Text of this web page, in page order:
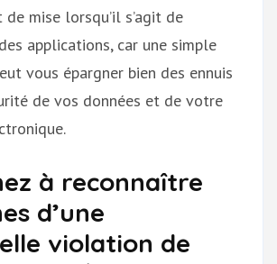
de mise lorsqu’il s’agit de
applications, car une simple
vous épargner bien des ennuis
de vos données et de votre
à reconnaître
d’une
violation de